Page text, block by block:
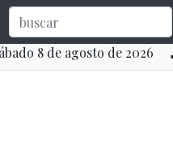
8 de agosto de 2026